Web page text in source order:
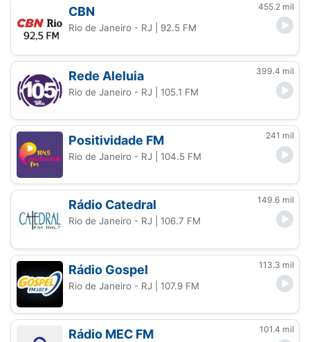
CBN 455.2 mil
Rio de Janeiro - RJ | 92.5 FM
Rede Aleluia 399.4 mil
Rio de Janeiro - RJ | 105.1 FM
Positividade FM 241 mil
Rio de Janeiro - RJ | 104.5 FM
Rádio Catedral 149.6 mil
Rio de Janeiro - RJ | 106.7 FM
Rádio Gospel 113.3 mil
Rio de Janeiro - RJ | 107.9 FM
Rádio MEC FM 101.4 mil